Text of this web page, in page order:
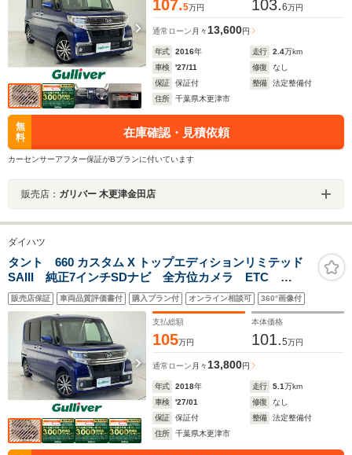
107.5万円 103.6万円
通常ローン 月々13,600円
年式 2016年 走行 2.4万km
車検
'27/11 修復
なし
保証
保証付 整備
法定整備付
住所
千葉県木更津市
無
料
在庫確認・見積依頼
カーセンサーアフター保証がBプランに付いています
販売店： ガリバー 木更津金田店
ダイハツ
タント 660 カスタム X トップエディションリミテッド
SAIII 純正7インチSDナビ 全方位カメラ ETC
Bluetooth CD DVD USB フルセグ 全方位カメ
ラ 前方ドライブレコーダー 両側パワースライドド
ア シートヒーターD席 純正14インチAW
販売店保証 車両品質評価書付 購入プラン付 オンライン相談可 360°画像付
支払総額
105万円
本体価格
101.5万円
通常ローン 月々13,800円
年式 2018年 走行 5.1万km
車検
'27/01 修復
なし
保証
保証付 整備
法定整備付
住所
千葉県木更津市